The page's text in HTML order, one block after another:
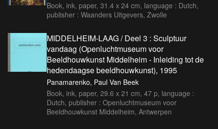
Book, ink, paper, 31.4 x 24 cm, language : Dutch,
publisher : Waanders Uitgevers, Zwolle
MIDDELHEIM-LAAG / Deel 3 : Sculptuur
vandaag (Openluchtmuseum voor
Beeldhouwkunst Middelheim - Inleiding tot de
hedendaagse beeldhouwkunst), 1995
Panamarenko, Paul Van Beek
Book, ink, paper, 29.6 x 21 cm, 47 p, language :
Dutch, publisher : Openluchtmuseum voor
Beeldhouwkunst Middelheim, Antwerpen